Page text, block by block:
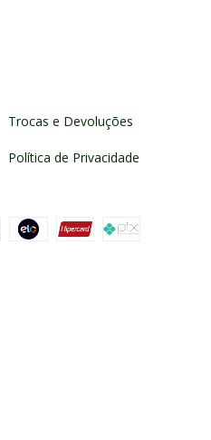
Trocas e Devoluções
Política de Privacidade